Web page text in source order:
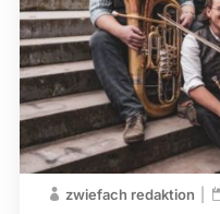
zwiefach redaktion